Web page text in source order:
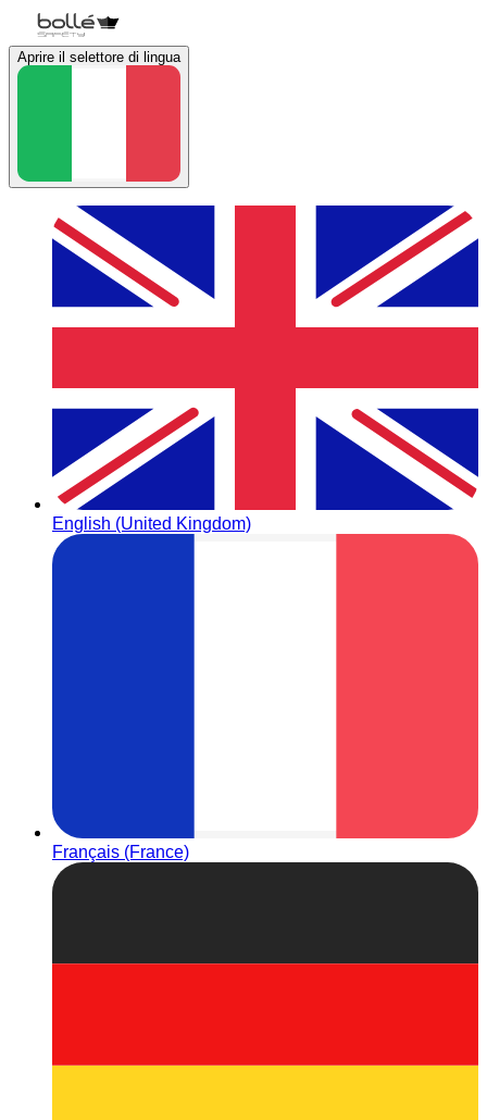
Aprire il selettore di lingua
English (United Kingdom)
Français (France)